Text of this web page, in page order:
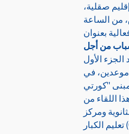
صقلية،
20 مارس، من الساعة
من أجل
الأول
في
في مبنى "كورتي
اللقاء من
ومركز
تعليم الكبار (Cpia Catania 1) وممثلي